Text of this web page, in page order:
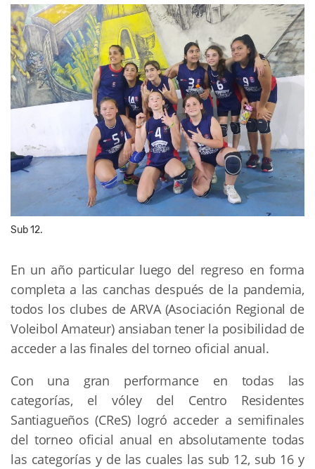
Sub 12.
En un año particular luego del regreso en forma
completa a las canchas después de la pandemia,
todos los clubes de ARVA (Asociación Regional de
Voleibol Amateur) ansiaban tener la posibilidad de
acceder a las finales del torneo oficial anual.
Con una gran performance en todas las
categorías, el vóley del Centro Residentes
Santiagueños (CReS) logró acceder a semifinales
del torneo oficial anual en absolutamente todas
las categorías y de las cuales las sub 12, sub 16 y